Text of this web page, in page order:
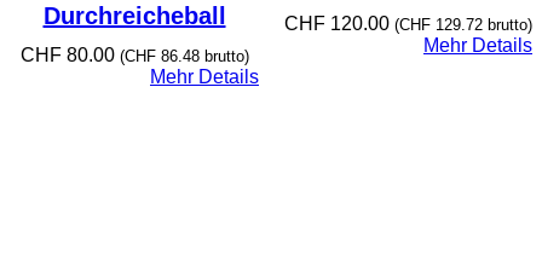
Durchreicheball
CHF80.00 (CHF86.48brutto)
Mehr Details
CHF120.00 (CHF129.72brutto)
Mehr Details